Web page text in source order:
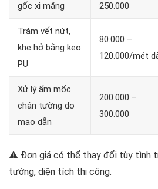
gốc xi măng
250.000
Trám vết nứt,
khe hở bằng keo
PU
80.000 –
120.000/mét
Xử lý ẩm mốc
chân tường do
mao dẫn
200.000 –
300.000
⚠️ Đơn giá có thể thay đổi tùy tình
tường, diện tích thi công.